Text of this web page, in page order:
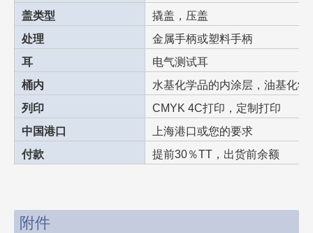
盖类型
撬盖，压盖
处理
金属手柄或塑料手柄
耳
电气测试耳
桶内
水基化学品的内涂层，油基化学
列印
CMYK 4C打印，定制打印
中国港口
上海港口或您的要求
付款
提前30％TT，出货前余额
附件